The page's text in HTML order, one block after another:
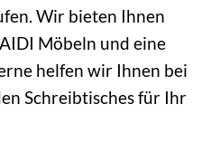
Wir bieten Ihnen
Möbeln und eine
helfen wir Ihnen bei
Schreibtisches für Ihr